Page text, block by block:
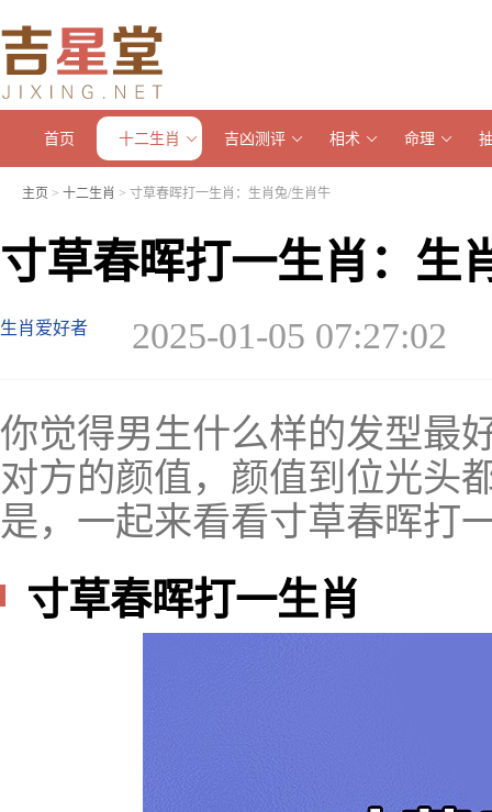
首页 十二生肖 吉凶测评 相术 命理
主页 > 十二生肖 > 寸草春晖打一生肖：生肖兔/生肖牛
寸草春晖打一生肖：生
生肖爱好者 2025-01-05 07:27:02
你觉得男生什么样的发型最
对方的颜值，颜值到位光头
是，一起来看看寸草春晖打
寸草春晖打一生肖